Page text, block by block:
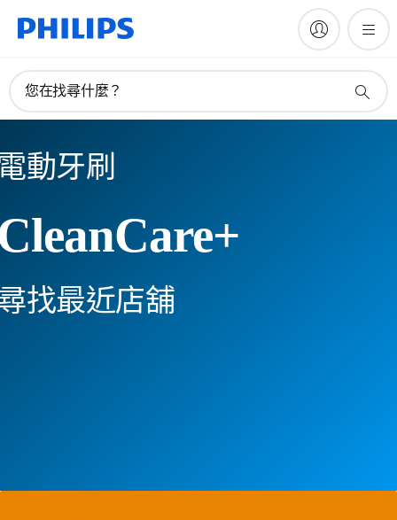
您在找尋什麼？
動牙刷
找最近店舖